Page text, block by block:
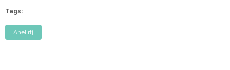
Tags:
Anel rtj